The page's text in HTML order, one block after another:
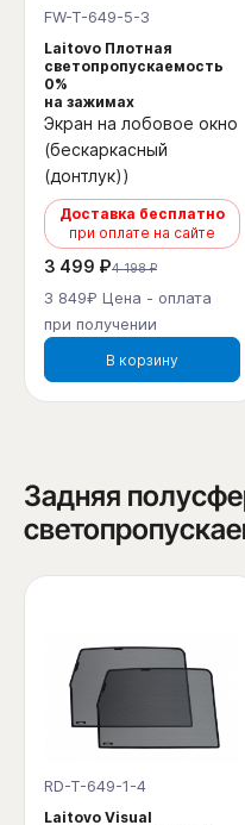
FW-T-649-5-3
Laitovo Плотная
светопропускаемость
0%
на зажимах
Экран на лобовое окно
(бескаркасный
(донтлук))
Доставка бесплатно
при оплате на сайте
3 499 ₽4 198 ₽
3 849₽ Цена - оплата
при получении
В корзину
Задняя
RD-T-649-1-4
Laitovo Visual